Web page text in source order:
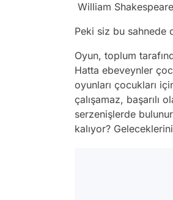
William Shakespeare
Peki siz bu sahnede
Oyun, toplum
Hatta ebeveynler
oyunları çocukları
çalışamaz, başarılı
serzenişlerde
kalıyor?